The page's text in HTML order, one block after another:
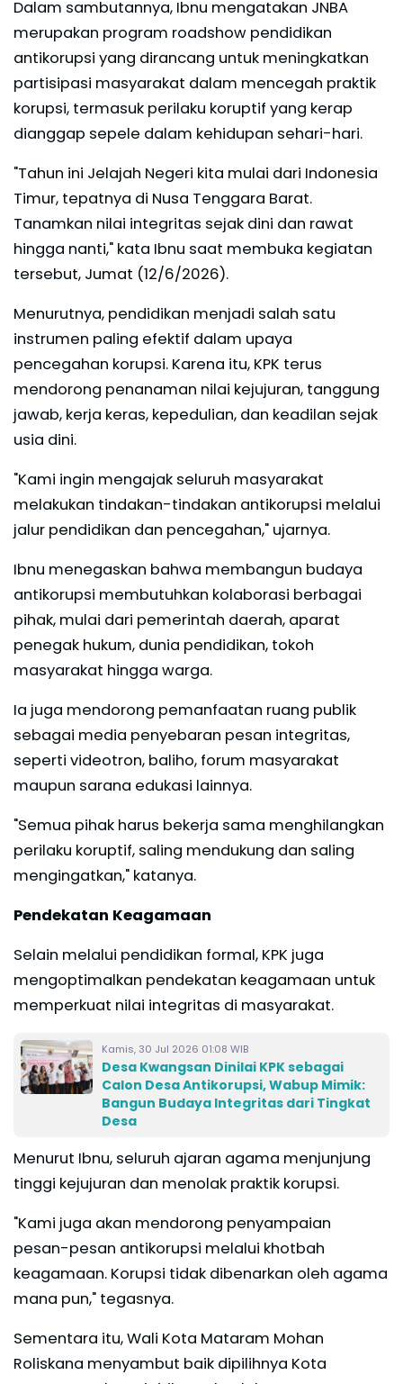
Dalam sambutannya, Ibnu mengatakan JNBA
merupakan program roadshow pendidikan
antikorupsi yang dirancang untuk meningkatkan
partisipasi masyarakat dalam mencegah praktik
korupsi, termasuk perilaku koruptif yang kerap
dianggap sepele dalam kehidupan sehari-hari.
"Tahun ini Jelajah Negeri kita mulai dari Indonesia
Timur, tepatnya di Nusa Tenggara Barat.
Tanamkan nilai integritas sejak dini dan rawat
hingga nanti," kata Ibnu saat membuka kegiatan
tersebut, Jumat (12/6/2026).
Menurutnya, pendidikan menjadi salah satu
instrumen paling efektif dalam upaya
pencegahan korupsi. Karena itu, KPK terus
mendorong penanaman nilai kejujuran, tanggung
jawab, kerja keras, kepedulian, dan keadilan sejak
usia dini.
"Kami ingin mengajak seluruh masyarakat
melakukan tindakan-tindakan antikorupsi melalui
jalur pendidikan dan pencegahan," ujarnya.
Ibnu menegaskan bahwa membangun budaya
antikorupsi membutuhkan kolaborasi berbagai
pihak, mulai dari pemerintah daerah, aparat
penegak hukum, dunia pendidikan, tokoh
masyarakat hingga warga.
Ia juga mendorong pemanfaatan ruang publik
sebagai media penyebaran pesan integritas,
seperti videotron, baliho, forum masyarakat
maupun sarana edukasi lainnya.
"Semua pihak harus bekerja sama menghilangkan
perilaku koruptif, saling mendukung dan saling
mengingatkan," katanya.
Pendekatan Keagamaan
Selain melalui pendidikan formal, KPK juga
mengoptimalkan pendekatan keagamaan untuk
memperkuat nilai integritas di masyarakat.
Kamis, 30 Jul 2026 01:08 WIB
Desa Kwangsan Dinilai KPK sebagai
Calon Desa Antikorupsi, Wabup Mimik:
Bangun Budaya Integritas dari Tingkat
Desa
Menurut Ibnu, seluruh ajaran agama menjunjung
tinggi kejujuran dan menolak praktik korupsi.
"Kami juga akan mendorong penyampaian
pesan-pesan antikorupsi melalui khotbah
keagamaan. Korupsi tidak dibenarkan oleh agama
mana pun," tegasnya.
Sementara itu, Wali Kota Mataram Mohan
Roliskana menyambut baik dipilihnya Kota